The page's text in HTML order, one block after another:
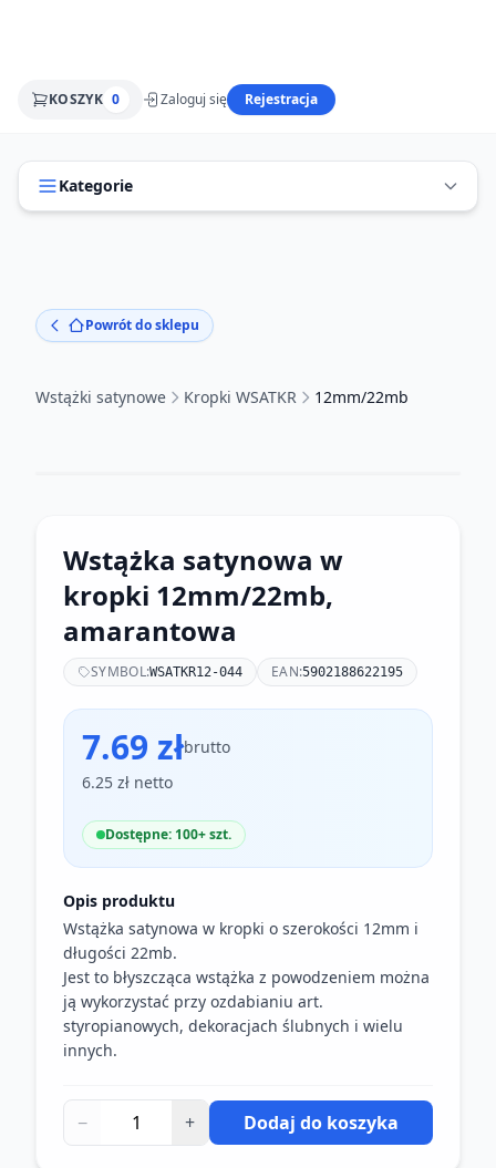
KOSZYK 0 Zaloguj się Rejestracja
Kategorie
Powrót do sklepu
Wstążki satynowe Kropki WSATKR 12mm/22mb
Wstążka satynowa w
kropki 12mm/22mb,
amarantowa
SYMBOL:WSATKR12-044 EAN:5902188622195
7.69 złbrutto
6.25 zł netto
Dostępne: 100+ szt.
Opis produktu
Wstążka satynowa w kropki o szerokości 12mm i
długości 22mb.
Jest to błyszcząca wstążka z powodzeniem można
ją wykorzystać przy ozdabianiu art.
styropianowych, dekoracjach ślubnych i wielu
innych.
− + Dodaj do koszyka